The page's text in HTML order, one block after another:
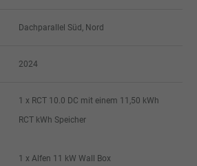
Dachparallel Süd, Nord
2024
1 x RCT 10.0 DC mit einem 11,50 kWh
RCT kWh Speicher
1 x Alfen 11 kW Wall Box